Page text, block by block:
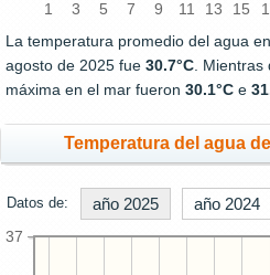
1 3 5 7 9 11 13 15
La temperatura promedio del agua
agosto de 2025 fue 30.7°C .
máxima en el mar fueron 30.1°C e
Temperatura del agua
Datos de: año 2025 año 2024
37